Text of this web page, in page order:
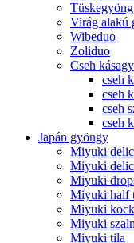
Virág alakú
Wibeduo
Zoliduo
Cseh
cseh
cseh
cseh
cseh
Japán gyöngy
Miyuki
Miyuki
Miyuki
Miyuki half
Miyuki
Miyuki
Miyuki tila